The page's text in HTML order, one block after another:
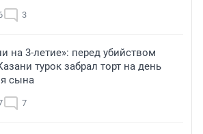
3
на 3-летие»: перед убийством
турок забрал торт на день
сына
7